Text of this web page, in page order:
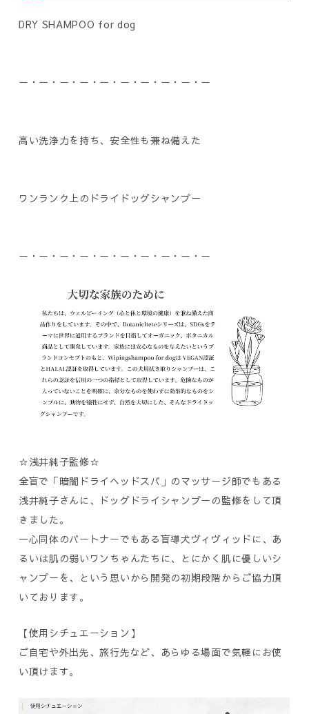
DRY SHAMPOO for dog
ー・ー・ー・ー・ー・ー・ー・ー・ー・ー
高い洗浄力を持ち、安全性も兼ね備えた
ワンランク上のドライドッグシャンプー
ー・ー・ー・ー・ー・ー・ー・ー・ー・ー
☆浅井純子監修☆
全盲で「暗闇ドライヘッドスパ」のマッサージ師でもある
浅井純子さんに、ドッグドライシャンプーの監修をして頂
きました。
一心同体のパートナーでもある盲導犬ヴィヴィッドに、あ
るいは肌の弱いワンちゃんたちに、とにかく肌に優しいシ
ャンプーを、という思いから開発の初期段階からご協力頂
いております。
【使用シチュエーション】
ご自宅や外出先、旅行先など、あらゆる場面で気軽にお使
い頂けます。